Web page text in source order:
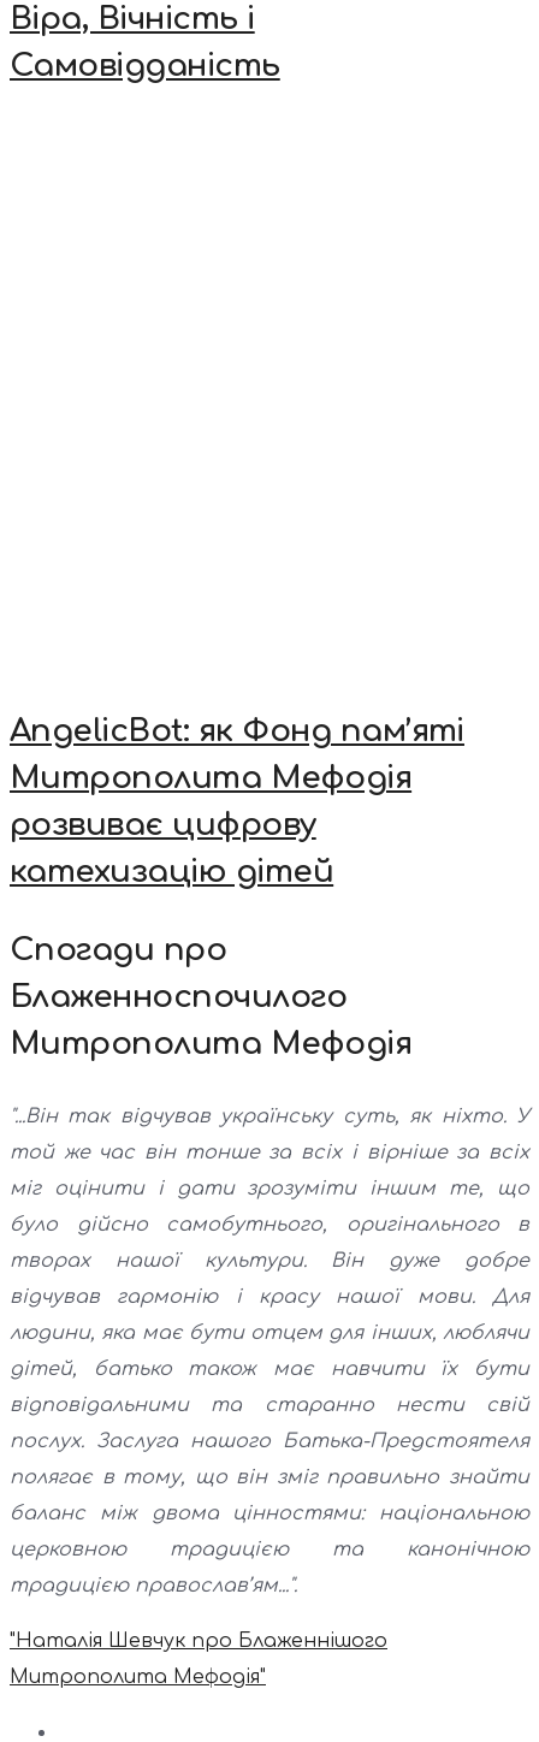
Віра, Вічність і
Самовідданість
AngelicBot: як Фонд пам’яті
Митрополита Мефодія
розвиває цифрову
катехизацію дітей
Спогади про
Блаженноспочилого
Митрополита Мефодія
"...Він так відчував українську суть, як ніхто. У
той же час він тонше за всіх і вірніше за всіх
міг оцінити і дати зрозуміти іншим те, що
було дійсно самобутнього, оригінального в
творах нашої культури. Він дуже добре
відчував гармонію і красу нашої мови. Для
людини, яка має бути отцем для інших, люблячи
дітей, батько також має навчити їх бути
відповідальними та старанно нести свій
послух. Заслуга нашого Батька-Предстоятеля
полягає в тому, що він зміг правильно знайти
баланс між двома цінностями: національною
церковною традицією та канонічною
традицією православ’ям...".
"Наталія Шевчук про Блаженнішого
Митрополита Мефодія"